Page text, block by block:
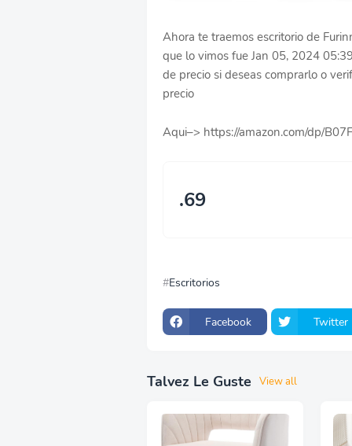
Ahora te traemos escritorio de
que lo vimos fue Jan 05, 2024
de precio si deseas comprarlo o
precio
Aqui–> https://amazon.com/dp/
.69
Escritorios
Facebook Twitter
Talvez Le Guste View all